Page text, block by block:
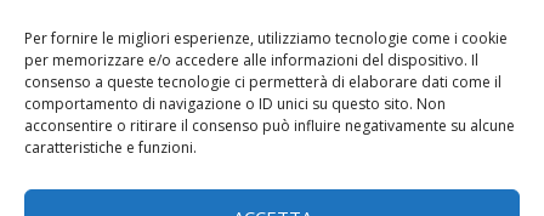
Per fornire le migliori esperienze, utilizziamo tecnologie come i cookie
per memorizzare e/o accedere alle informazioni del dispositivo. Il
consenso a queste tecnologie ci permetterà di elaborare dati come il
comportamento di navigazione o ID unici su questo sito. Non
acconsentire o ritirare il consenso può influire negativamente su alcune
caratteristiche e funzioni.
RSS
SSL SECURE